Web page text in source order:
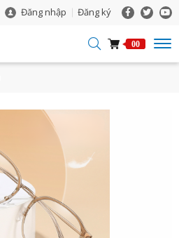
Đăng nhập Đăng ký
00